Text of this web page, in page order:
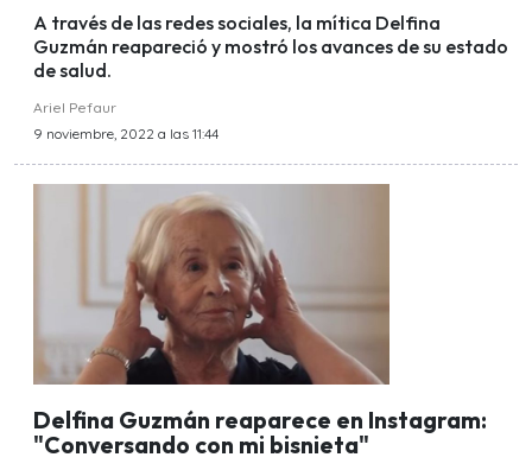
A través de las redes sociales, la mítica Delfina
Guzmán reapareció y mostró los avances de su estado
de salud.
Ariel Pefaur
9 noviembre, 2022 a las 11:44
Delfina Guzmán reaparece en Instagram:
"Conversando con mi bisnieta"